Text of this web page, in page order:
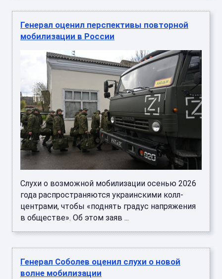
Генерал оценил перспективы повторной
мобилизации в России
Слухи о возможной мобилизации осенью 2026
года распространяются украинскими колл-
центрами, чтобы «поднять градус напряжения
в обществе». Об этом заяв ...
Генерал Соболев оценил слухи о новой
волне мобилизации